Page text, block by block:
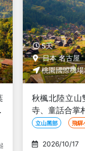
5天
日本 名古屋
桃園國際機
秋楓北陸立
寺、童話合掌
學、邊走邊吃
立山黑部 飛驒
2026/10/18